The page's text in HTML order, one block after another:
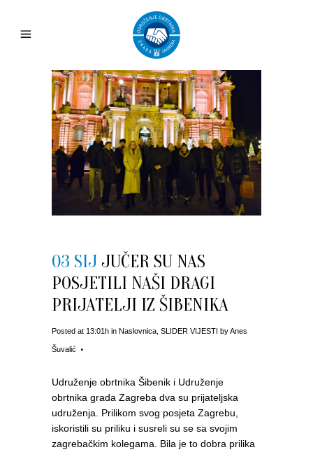
03 SIJ JUČER SU NAS
POSJETILI NAŠI DRAGI
PRIJATELJI IZ ŠIBENIKA
Posted at 13:01h in Naslovnica SLIDER VIJESTI byAnes
Šuvalić
Udruženje obrtnika Šibenik i Udruženje
obrtnika grada Zagreba dva su prijateljska
udruženja. Prilikom svog posjeta Zagrebu,
iskoristili su priliku i susreli su se sa svojim
zagrebačkim kolegama. Bila je to dobra prilika